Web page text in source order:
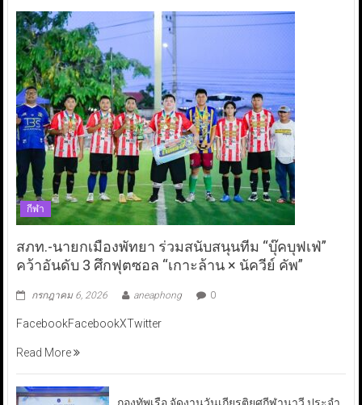
กีฬา
สภท.-นายกเมืองพัทยา ร่วมสนับสนุนทีม “บุ๊คบุฟเฟ่”
คว้าอันดับ 3 ศึกฟุตซอล “เกาะล้าน × นัควีย์ คัพ”
กรกฎาคม 6, 2026 aneaphong 0
FacebookFacebookXTwitter
Read More